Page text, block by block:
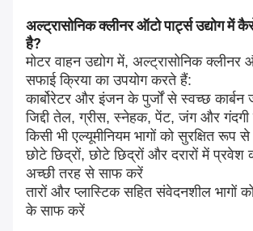
अल्ट्रासोनिक क्लीनर ऑटो पार्ट्स उद्योग में
है?
मोटर वाहन उद्योग में, अल्ट्रासोनिक क्लीनर
सफाई क्रिया का उपयोग करते हैं:
कार्बोरेटर और इंजन के पुर्जों से स्वच्छ कार्बन
जिद्दी तेल, ग्रीस, स्नेहक, पेंट, जंग और गंदगी
किसी भी एल्यूमीनियम भागों को सुरक्षित रूप
छोटे छिद्रों, छोटे छिद्रों और दरारों में
अच्छी तरह से साफ करें
तारों और प्लास्टिक सहित संवेदनशील भागों
के साफ करें